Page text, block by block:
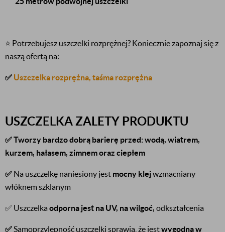
⭐ Potrzebujesz uszczelki rozprężnej? Koniecznie zapoznaj się z
naszą ofertą na:
✅ Uszczelka rozprężna, taśma rozprężna
USZCZELKA ZALETY PRODUKTU
✅Tworzy bardzo dobrą barierę przed: wodą, wiatrem,
kurzem, hałasem, zimnem oraz ciepłem
✅ Na uszczelkę naniesiony jest mocny klejwzmacniany
włóknem szklanym
✅ Uszczelka odporna jest na UV, na wilgoć, odkształcenia
✅Samoprzylepność uszczelki sprawia, że jestwygodna w